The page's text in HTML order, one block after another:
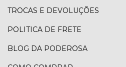
TROCAS E DEVOLUÇÕES
POLITICA DE FRETE
BLOG DA PODEROSA